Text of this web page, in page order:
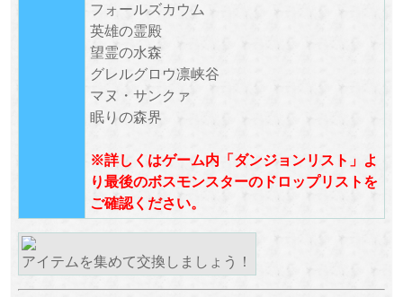
フォールズカウム
英雄の霊殿
望霊の水森
グレルグロウ凛峡谷
マヌ・サンクァ
眠りの森界
※詳しくはゲーム内「ダンジョンリスト」よ
り最後のボスモンスターのドロップリストを
ご確認ください。
アイテムを集めて交換しましょう！